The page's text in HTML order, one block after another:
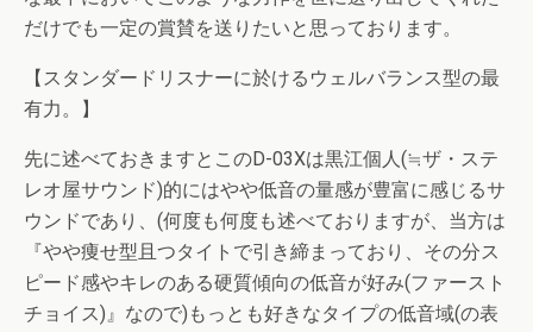
だけでも一定の賞賛を送りたいと思っております。
【スタンダードリスナーに於けるウェルバランス型の最
有力。】
先に述べておきますとこのD-03Xは黒江個人(≒ザ・ステ
レオ屋サウンド)的にはやや低音の量感が豊富に感じるサ
ウンドであり、(何度も何度も述べておりますが、当方は
『やや痩せ型且つタイトで引き締まっており、その分ス
ピード感やキレのある硬質傾向の低音が好み(ファースト
チョイス)』なので)もっとも好きなタイプの低音域(の表